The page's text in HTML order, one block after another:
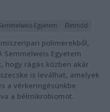
Egyetem Életmód
polimerekből,
Semmelweis Egyetem
hogy rágás közben akár
is leválhat, amelyek
a vérkeringésünkbe
a bélmikrobiomot.